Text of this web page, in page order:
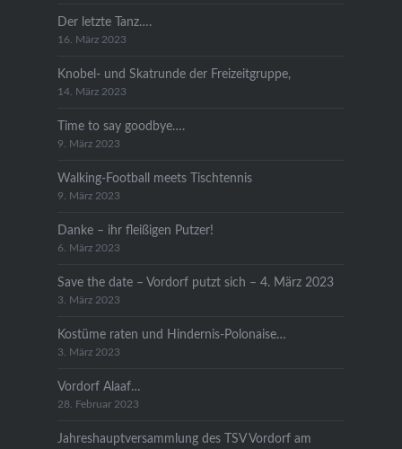
Der letzte Tanz….
16. März 2023
Knobel- und Skatrunde der Freizeitgruppe,
14. März 2023
Time to say goodbye….
9. März 2023
Walking-Football meets Tischtennis
9. März 2023
Danke – ihr fleißigen Putzer!
6. März 2023
Save the date – Vordorf putzt sich – 4. März 2023
3. März 2023
Kostüme raten und Hindernis-Polonaise…
3. März 2023
Vordorf Alaaf…
28. Februar 2023
Jahreshauptversammlung des TSV Vordorf am